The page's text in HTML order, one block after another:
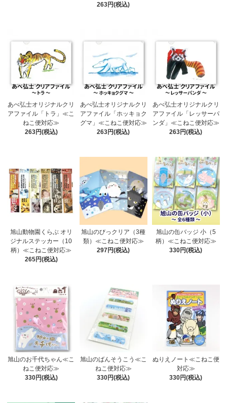
263円(税込)
あべ弘士オリジナルクリ
アファイル「トラ」≪こ
ねこ便対応≫
263円(税込)
あべ弘士オリジナルクリ
アファイル「ホッキョク
グマ」≪こねこ便対応≫
263円(税込)
あべ弘士オリジナルクリ
アファイル「レッサーパ
ンダ」≪こねこ便対応≫
263円(税込)
旭山動物園くらぶ オリ
ジナルステッカー（10
柄）≪こねこ便対応≫
265円(税込)
旭山のびっクリア（3種
類）≪こねこ便対応≫
297円(税込)
旭山の缶バッジ 小（5
柄）≪こねこ便対応≫
330円(税込)
旭山のお千代ちゃん≪こ
ねこ便対応≫
330円(税込)
旭山のばんそうこう≪こ
ねこ便対応≫
330円(税込)
ぬりえノート≪こねこ便
対応≫
330円(税込)